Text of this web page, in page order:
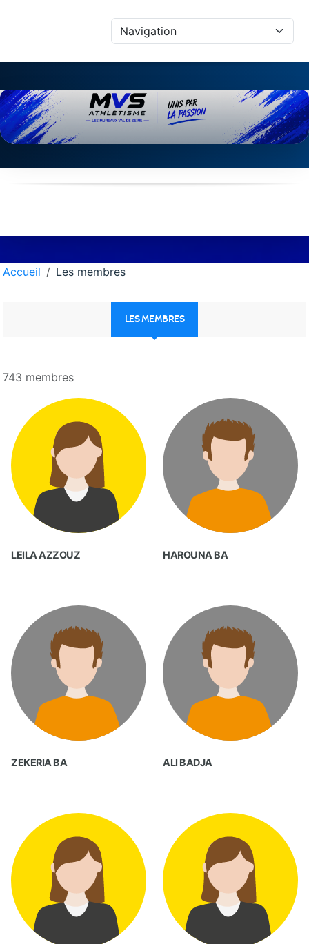
Accueil Les membres
LES MEMBRES
743 membres
LEILA AZZOUZ HAROUNA BA
ZEKERIA BA ALI BADJA